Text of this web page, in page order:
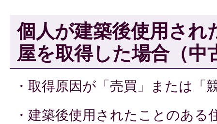
個人が建築後使用され
屋を取得した場合（中
・取得原因が「売買」または「
・建築後使用されたことのある